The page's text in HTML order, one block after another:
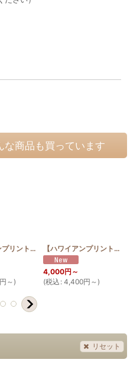
な商品も買っています
] 【ハワイアンプリントは見本と同じ色合い限定】お散歩 サコッシュ ジンベエザメ サクラ
～)
【ハワイアンプリントは見本と同じ色合い限定】お散歩 サコッシュ ジンベエザメ グンジョ
4,000円 ～
(税込 : 4,400円 ～)
リセット